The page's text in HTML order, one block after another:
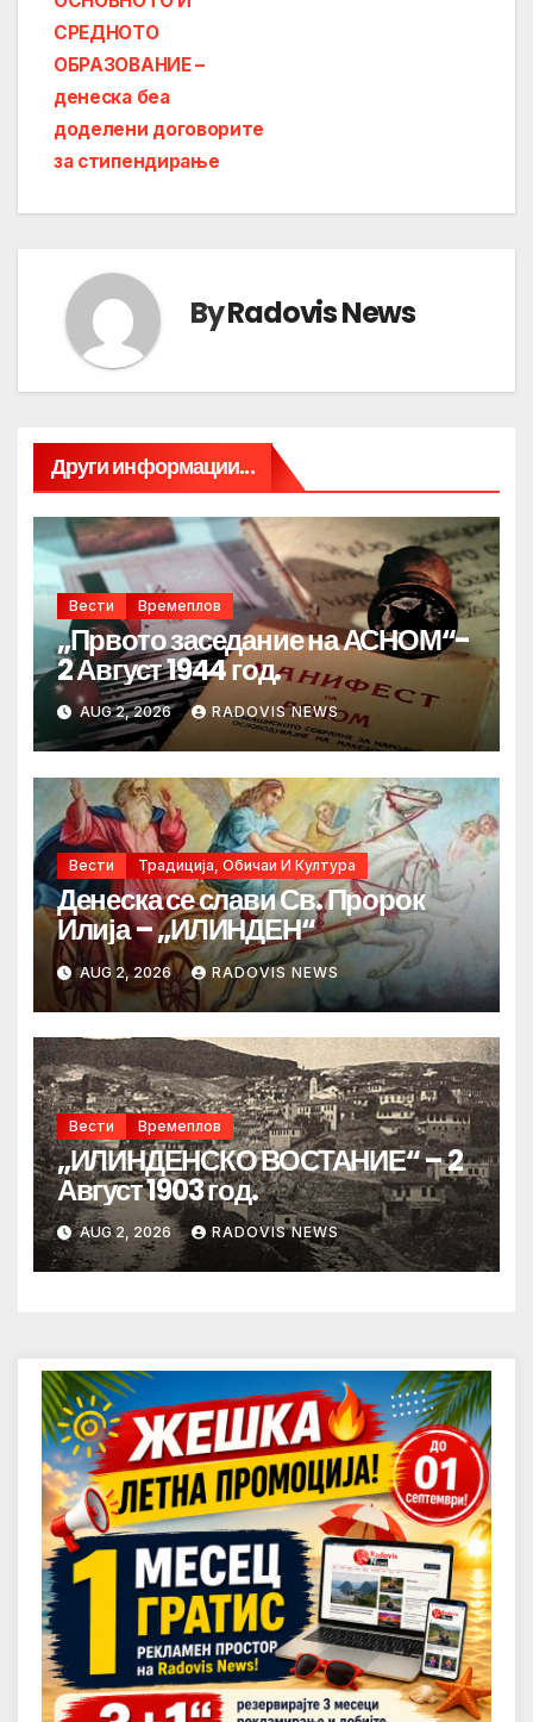
СРЕДНОТО
ОБРАЗОВАНИЕ –
денеска беа
доделени договорите
за стипендирање
ByRadovis News
Други информации...
Вести Времеплов
„Првото заседание на АСНОМ“-
2 Август 1944 год.
AUG 2, 2026 RADOVIS NEWS
Вести Традиција, Обичаи И Култура
Денеска се слави Св. Пророк
Илија – „ИЛИНДЕН“
AUG 2, 2026 RADOVIS NEWS
Вести Времеплов
„ИЛИНДЕНСКО ВОСТАНИЕ“ – 2
Август 1903 год.
AUG 2, 2026 RADOVIS NEWS